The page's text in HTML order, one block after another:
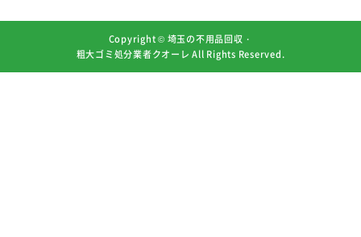
Copyright © 埼玉の不用品回収・
粗大ゴミ処分業者クオーレ All Rights Reserved.